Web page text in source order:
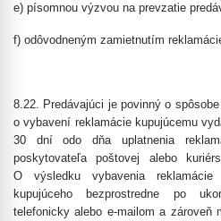
e) písomnou výzvou na prevzatie
f) odôvodneným zamietnutím
8.22. Predávajúci je povinný o
o vybavení reklamácie kupujúcemu
30 dní odo dňa uplatnenia
poskytovateľa poštovej alebo
O výsledku vybavenia reklamácie
kupujúceho bezprostredne po
telefonicky alebo e-mailom a zároveň